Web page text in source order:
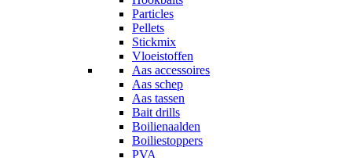
Particles
Pellets
Stickmix
Vloeistoffen
Aas accessoires
Aas schep
Aas tassen
Bait drills
Boilienaalden
Boiliestoppers
PVA